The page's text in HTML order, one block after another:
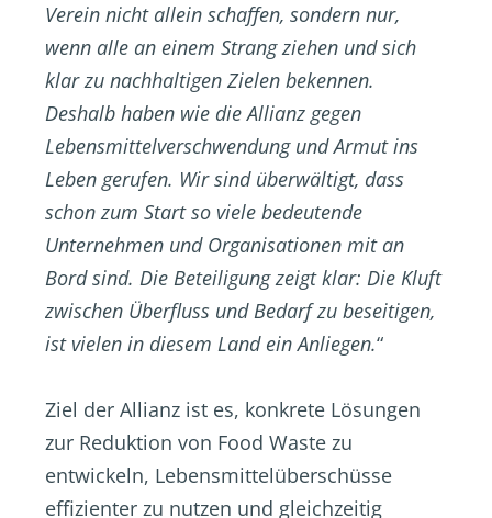
Verein nicht allein schaffen, sondern nur,
wenn alle an einem Strang ziehen und sich
klar zu nachhaltigen Zielen bekennen.
Deshalb haben wie die Allianz gegen
Lebensmittelverschwendung und Armut ins
Leben gerufen. Wir sind überwältigt, dass
schon zum Start so viele bedeutende
Unternehmen und Organisationen mit an
Bord sind. Die Beteiligung zeigt klar: Die Kluft
zwischen Überfluss und Bedarf zu beseitigen,
ist vielen in diesem Land ein Anliegen.“
Ziel der Allianz ist es, konkrete Lösungen
zur Reduktion von Food Waste zu
entwickeln, Lebensmittelüberschüsse
effizienter zu nutzen und gleichzeitig